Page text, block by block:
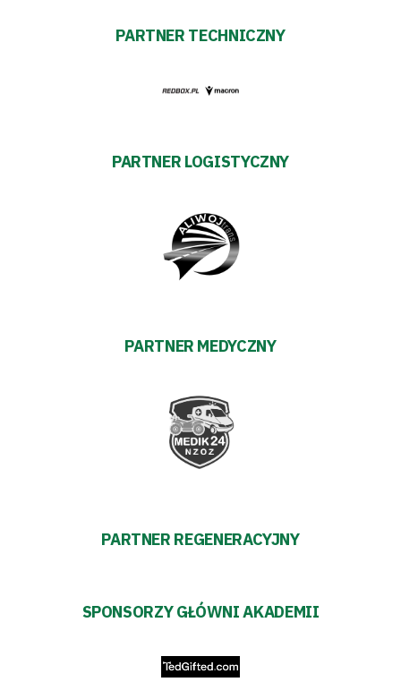
Prowizja
transakcyjnych
PARTNER TECHNICZNY
PARTNER LOGISTYCZNY
PARTNER MEDYCZNY
PARTNER REGENERACYJNY
SPONSORZY GŁÓWNI AKADEMII